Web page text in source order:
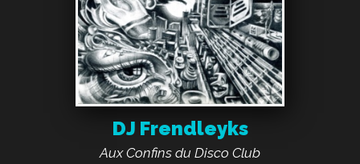
DJ Frendleyks
Aux Confins du Disco Club